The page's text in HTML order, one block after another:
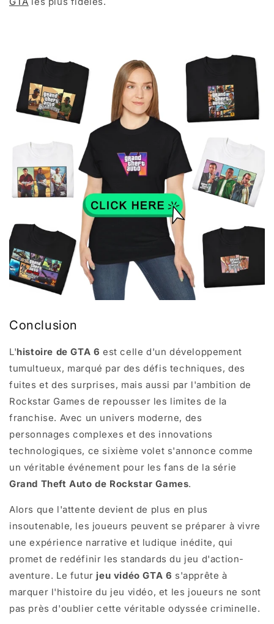
Conclusion
L'histoire de GTA 6 est celle d'un développement
tumultueux, marqué par des défis techniques, des
fuites et des surprises, mais aussi par l'ambition de
Rockstar Games de repousser les limites de la
franchise. Avec un univers moderne, des
personnages complexes et des innovations
technologiques, ce sixième volet s'annonce comme
un véritable événement pour les fans de la série
Grand Theft Auto de Rockstar Games.
Alors que l'attente devient de plus en plus
insoutenable, les joueurs peuvent se préparer à vivre
une expérience narrative et ludique inédite, qui
promet de redéfinir les standards du jeu d'action-
aventure. Le futur jeu vidéo GTA 6 s'apprête à
marquer l'histoire du jeu vidéo, et les joueurs ne sont
pas près d'oublier cette véritable odyssée criminelle.